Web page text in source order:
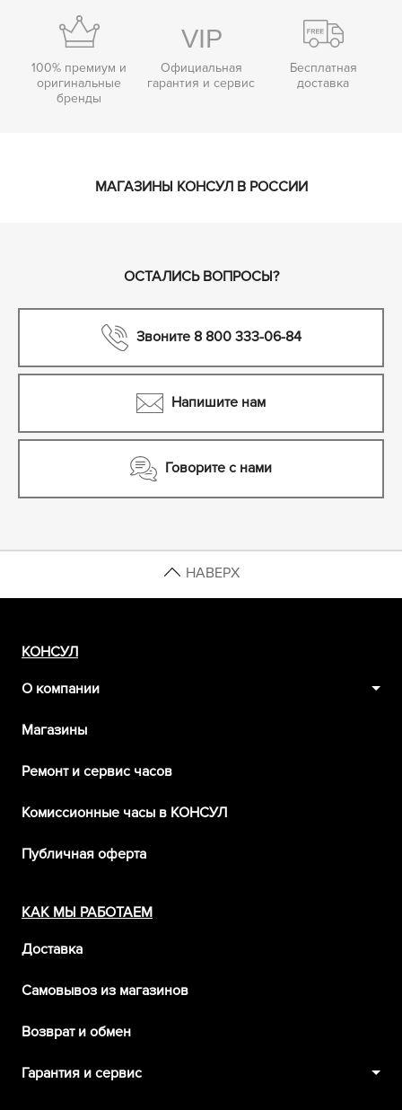
100% премиум и
оригинальные
бренды
Официальная
гарантия и сервис
Бесплатная
доставка
МАГАЗИНЫ КОНСУЛ В РОССИИ
ОСТАЛИСЬ ВОПРОСЫ?
Звоните 8 800 333-06-84
Напишите нам
Говорите с нами
НАВЕРХ
КОНСУЛ
О компании
Магазины
Ремонт и сервис часов
Комиссионные часы в КОНСУЛ
Публичная оферта
КАК МЫ РАБОТАЕМ
Доставка
Самовывоз из магазинов
Возврат и обмен
Гарантия и сервис